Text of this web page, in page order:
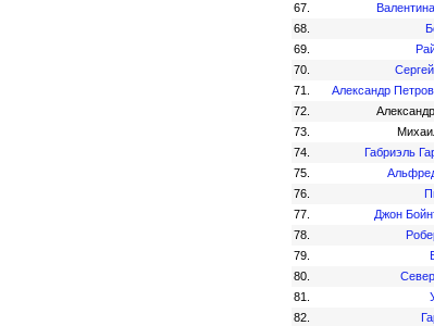
67.
68.
69.
70.
71.
Александр
72.
73.
74.
Габриэль
75.
76.
77.
Джон
78.
79.
80.
81.
82.